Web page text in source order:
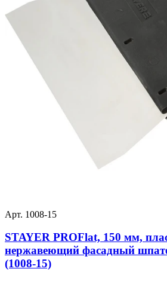
Арт. 1008-15
STAYER PROFlat, 150 мм,
нержавеющий фасадный
(1008-15)